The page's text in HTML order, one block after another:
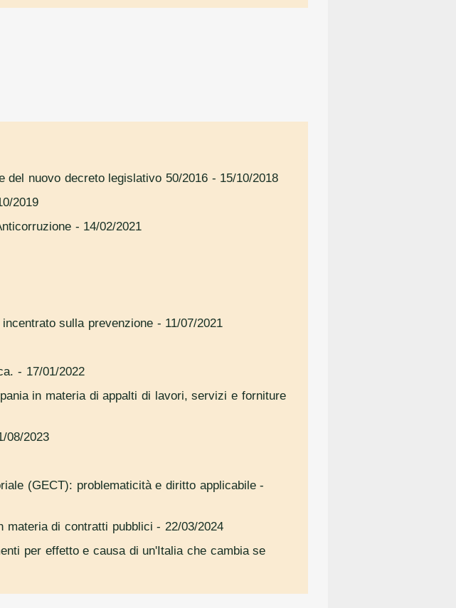
del nuovo decreto legislativo 50/2016 - 15/10/2018
2019
- 14/02/2021
sulla prevenzione - 11/07/2021
- 17/01/2022
in materia di appalti di lavori, servizi e forniture
08/2023
(GECT): problematicità e diritto applicabile-
materia di contratti pubblici - 22/03/2024
per effetto e causa di un'Italia che cambia se